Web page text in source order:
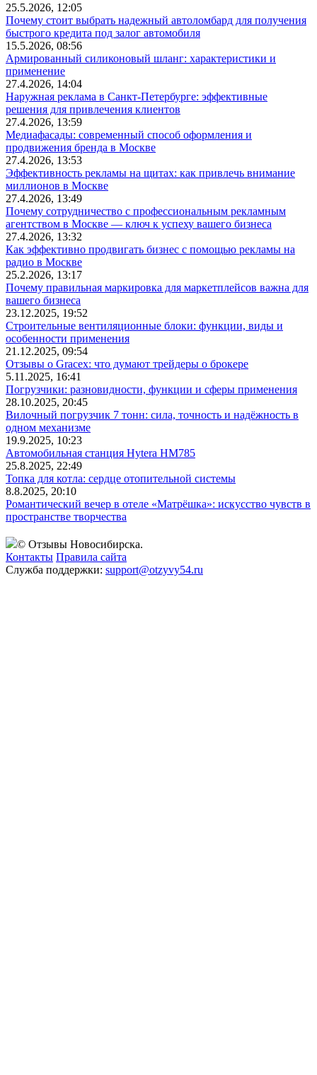
25.5.2026, 12:05
Почему стоит выбрать надежный автоломбард для получения
быстрого кредита под залог автомобиля
15.5.2026, 08:56
Армированный силиконовый шланг: характеристики и
применение
27.4.2026, 14:04
Наружная реклама в Санкт-Петербурге: эффективные
решения для привлечения клиентов
27.4.2026, 13:59
Медиафасады: современный способ оформления и
продвижения бренда в Москве
27.4.2026, 13:53
Эффективность рекламы на щитах: как привлечь внимание
миллионов в Москве
27.4.2026, 13:49
Почему сотрудничество с профессиональным рекламным
агентством в Москве — ключ к успеху вашего бизнеса
27.4.2026, 13:32
Как эффективно продвигать бизнес с помощью рекламы на
радио в Москве
25.2.2026, 13:17
Почему правильная маркировка для маркетплейсов важна для
вашего бизнеса
23.12.2025, 19:52
Строительные вентиляционные блоки: функции, виды и
особенности применения
21.12.2025, 09:54
Отзывы о Gracex: что думают трейдеры о брокере
5.11.2025, 16:41
Погрузчики: разновидности, функции и сферы применения
28.10.2025, 20:45
Вилочный погрузчик 7 тонн: сила, точность и надёжность в
одном механизме
19.9.2025, 10:23
Автомобильная станция Hytera HM785
25.8.2025, 22:49
Топка для котла: сердце отопительной системы
8.8.2025, 20:10
Романтический вечер в отеле «Матрёшка»: искусство чувств в
пространстве творчества
© Отзывы Новосибирска.
Контакты Правила сайта
Служба поддержки: support@otzyvy54.ru